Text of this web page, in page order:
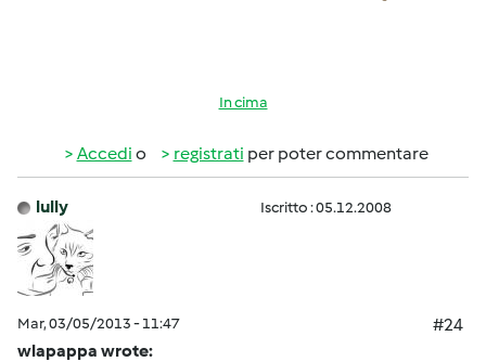
In cima
Accedi o registrati per poter commentare
lully Iscritto : 05.12.2008
Mar, 03/05/2013 - 11:47
#24
wlapappa wrote: